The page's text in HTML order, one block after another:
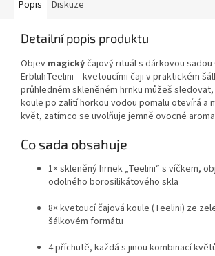
Popis Diskuze
Detailní popis produktu
Objev magickýčajový rituál s dárkovou sadou
ErblühTeelini – kvetoucími čaji v praktickém
průhledném skleněném hrnku můžeš
koule po zalití horkou vodou pomalu otevírá a
květ, zatímco se uvolňuje jemně ovocné
Co sada obsahuje
1× skleněný hrnek „Teelini“ s víčkem,
odolného borosilikátového skla
8× kvetoucí čajová koule (Teelini) ze
šálkovém formátu
4 příchutě, každá s jinou kombinací